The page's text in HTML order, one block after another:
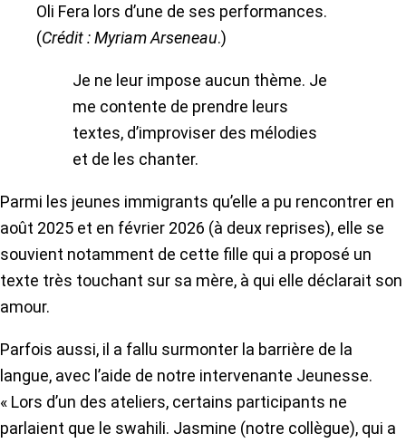
Oli Fera lors d’une de ses performances.
(Crédit : Myriam Arseneau.)
Je ne leur impose aucun thème. Je
me contente de prendre leurs
textes, d’improviser des mélodies
et de les chanter.
Parmi les jeunes immigrants qu’elle a pu rencontrer en
août 2025 et en février 2026 (à deux reprises), elle se
souvient notamment de cette fille qui a proposé un
texte très touchant sur sa mère, à qui elle déclarait son
amour.
Parfois aussi, il a fallu surmonter la barrière de la
langue, avec l’aide de notre intervenante Jeunesse.
« Lors d’un des ateliers, certains participants ne
parlaient que le swahili. Jasmine (notre collègue), qui a